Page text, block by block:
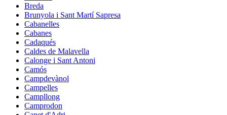
Breda
Brunyola i Sant Martí Sapresa
Cabanelles
Cabanes
Cadaqués
Caldes de Malavella
Calonge i Sant Antoni
Camós
Campdevànol
Campelles
Campllong
Camprodon